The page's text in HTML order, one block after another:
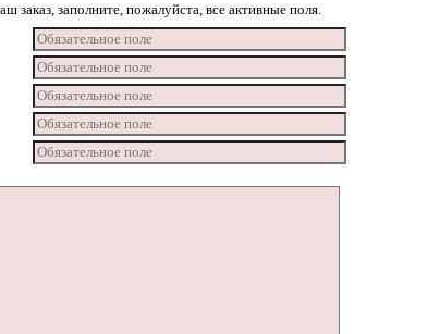
заказ, заполните, пожалуйста, все активные поля.